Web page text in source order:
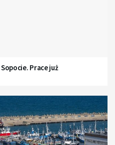
Prace już